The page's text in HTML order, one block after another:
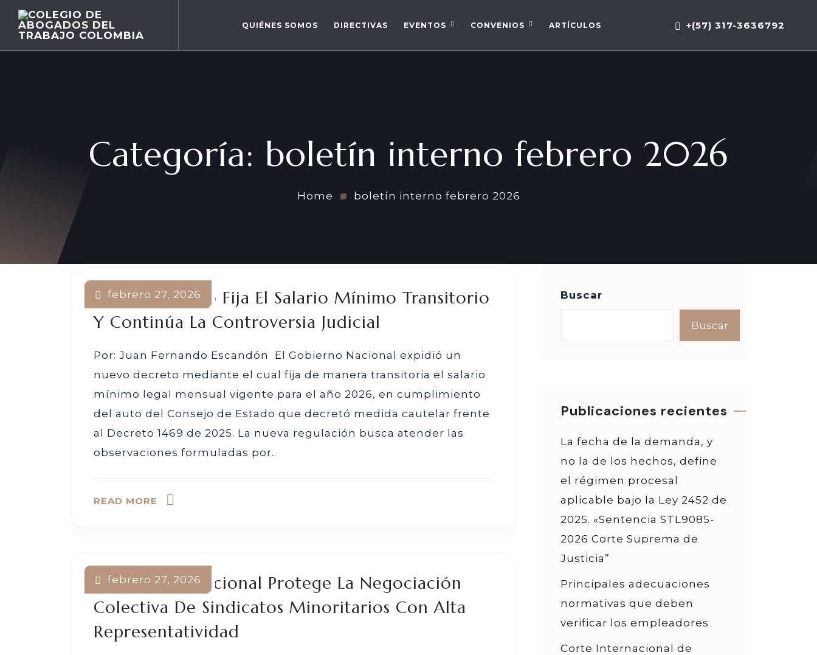
QUIÉNES SOMOS DIRECTIVAS EVENTOS CONVENIOS ARTÍCULOS +(57) 317-3636792
Categoría: boletín interno febrero 2026
Home boletín interno febrero 2026
Nuevo Decreto Fija El Salario Mínimo Transitorio
Y Continúa La Controversia Judicial
febrero 27, 2026
Por: Juan Fernando Escandón El Gobierno Nacional expidió un
nuevo decreto mediante el cual fija de manera transitoria el salario
mínimo legal mensual vigente para el año 2026, en cumplimiento
del auto del Consejo de Estado que decretó medida cautelar frente
al Decreto 1469 de 2025. La nueva regulación busca atender las
observaciones formuladas por..
READ MORE
Corte Constitucional Protege La Negociación
Colectiva De Sindicatos Minoritarios Con Alta
Representatividad
febrero 27, 2026
Buscar
Buscar
Publicaciones recientes
La fecha de la demanda, y
no la de los hechos, define
el régimen procesal
aplicable bajo la Ley 2452 de
2025. «Sentencia STL9085-
2026 Corte Suprema de
Justicia”
Principales adecuaciones
normativas que deben
verificar los empleadores
Corte Internacional de